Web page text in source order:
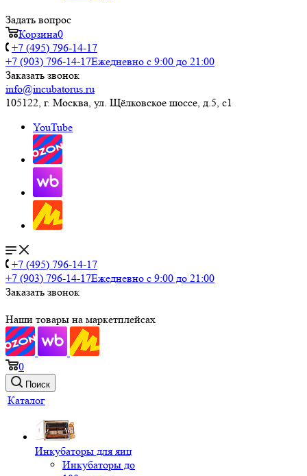
Задать вопрос
Корзина0
+7 (495) 796-14-17
+7 (903) 796-14-17Ежедневно с 9:00 до 21:00
Заказать звонок
info@incubatorus.ru
105122, г. Москва, ул. Щёлковское шоссе, д.5, с1
YouTube
+7 (495) 796-14-17
+7 (903) 796-14-17Ежедневно с 9:00 до 21:00
Заказать звонок
Наши товары на маркетплейсах
0
Поиск
Каталог
Инкубаторы для яиц
Инкубаторы до